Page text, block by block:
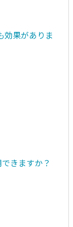
効果がありま
きますか？